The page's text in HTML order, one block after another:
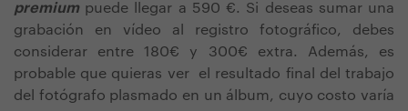
premium puede llegar a 590 €. Si deseas sumar una
grabación en vídeo al registro fotográfico, debes
considerar entre 180€ y 300€ extra. Además, es
probable que quieras ver el resultado final del trabajo
del fotógrafo plasmado en un álbum, cuyo costo varía